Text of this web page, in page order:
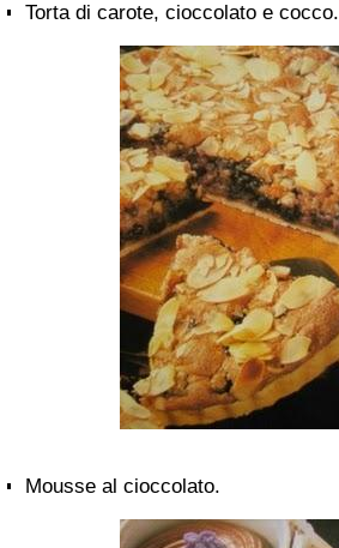
Torta di carote, cioccolato e cocco.
Mousse al cioccolato.